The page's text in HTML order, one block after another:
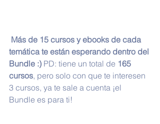
Más de 15 cursos y ebooks de cada
temática te están esperando dentro del
Bundle :) PD: tiene un total de 165
cursos, pero solo con que te interesen
3 cursos, ya te sale a cuenta ¡el
Bundle es para ti!